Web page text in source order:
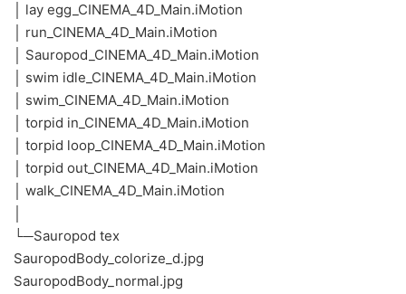
│ lay egg_CINEMA_4D_Main.iMotion
│ run_CINEMA_4D_Main.iMotion
│ Sauropod_CINEMA_4D_Main.iMotion
│ swim idle_CINEMA_4D_Main.iMotion
│ swim_CINEMA_4D_Main.iMotion
│ torpid in_CINEMA_4D_Main.iMotion
│ torpid loop_CINEMA_4D_Main.iMotion
│ torpid out_CINEMA_4D_Main.iMotion
│ walk_CINEMA_4D_Main.iMotion
└─Sauropod tex
SauropodBody_colorize_d.jpg
SauropodBody_normal.jpg